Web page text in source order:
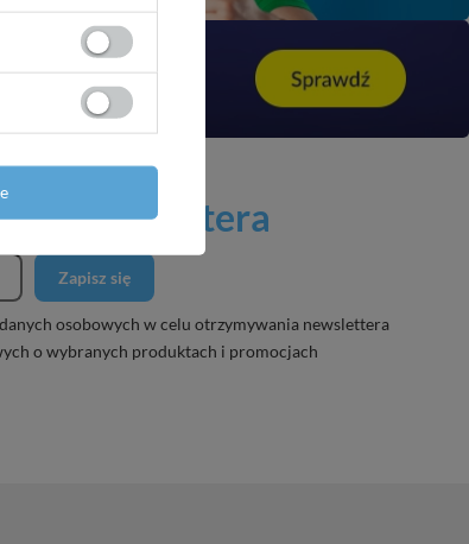
newslettera
Zapisz się
osobowych w celu otrzymywania newslettera
o wybranych produktach i promocjach